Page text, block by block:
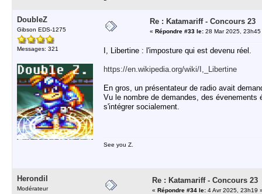
DoubleZ
Gibson EDS-1275
Messages: 321
Re : Katamariff - Concours 23
« Répondre #33 le: 28 Mar 2025, 23h45
I, Libertine : l'imposture qui est devenu réel.
https://en.wikipedia.org/wiki/I,_Libertine
En gros, un présentateur de radio avait
Vu le nombre de demandes, des
s'intégrer socialement.
See you Z.
Herondil
Modérateur
Re : Katamariff - Concours 23
« Répondre #34 le: 4 Avr 2025, 23h19